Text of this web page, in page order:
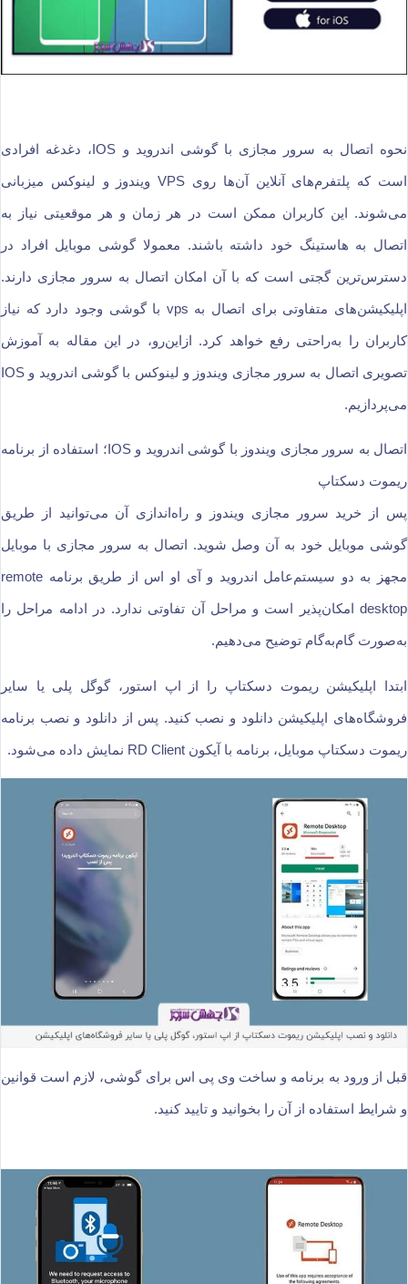
نحوه اتصال به سرور مجازی با گوشی اندروید و IOS، دغدغه افرادی
است که پلتفرم‌های آنلاین آن‌ها روی VPS ویندوز و لینوکس میزبانی
می‌شوند. این کاربران ممکن است در هر زمان و هر موقعیتی نیاز به
اتصال به هاستینگ خود داشته باشند. معمولا گوشی موبایل افراد در
دسترس‌ترین گجتی است که با آن امکان اتصال به سرور مجازی دارند.
اپلیکیشن‌های متفاوتی برای اتصال به vps با گوشی وجود دارد که نیاز
کاربران را به‌راحتی رفع خواهد کرد. ازاین‌رو، در این مقاله به آموزش
تصویری اتصال به سرور مجازی ویندوز و لینوکس با گوشی اندروید و IOS
می‌پردازیم.
اتصال به سرور مجازی ویندوز با گوشی اندروید و IOS؛ استفاده از برنامه
ریموت دسکتاپ
پس از خرید سرور مجازی ویندوز و راه‌اندازی آن می‌توانید از طریق
گوشی موبایل خود به آن وصل شوید. اتصال به سرور مجازی با موبایل
مجهز به دو سیستم‌عامل اندروید و آی او اس از طریق برنامه remote
desktop امکان‌پذیر است و مراحل آن تفاوتی ندارد. در ادامه مراحل را
به‌صورت گام‌به‌گام توضیح می‌دهیم.
ابتدا اپلیکیشن ریموت دسکتاپ را از اپ استور، گوگل پلی یا سایر
فروشگاه‌های اپلیکیشن دانلود و نصب کنید. پس از دانلود و نصب برنامه
ریموت دسکتاپ موبایل، برنامه با آیکون RD Client نمایش داده می‌شود.
قبل از ورود به برنامه و ساخت وی پی اس برای گوشی، لازم است قوانین
و شرایط استفاده از آن را بخوانید و تایید کنید.